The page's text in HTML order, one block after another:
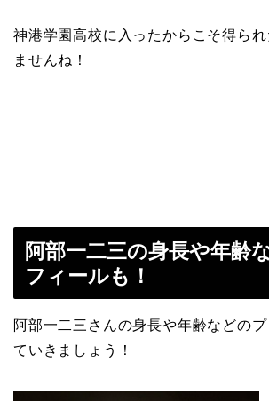
神港学園高校に入ったからこそ得ら
ませんね！
阿部一二三の身長や年齢
フィールも！
阿部一二三さんの身長や年齢などの
ていきましょう！